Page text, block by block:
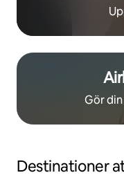
Gör
Destinationer